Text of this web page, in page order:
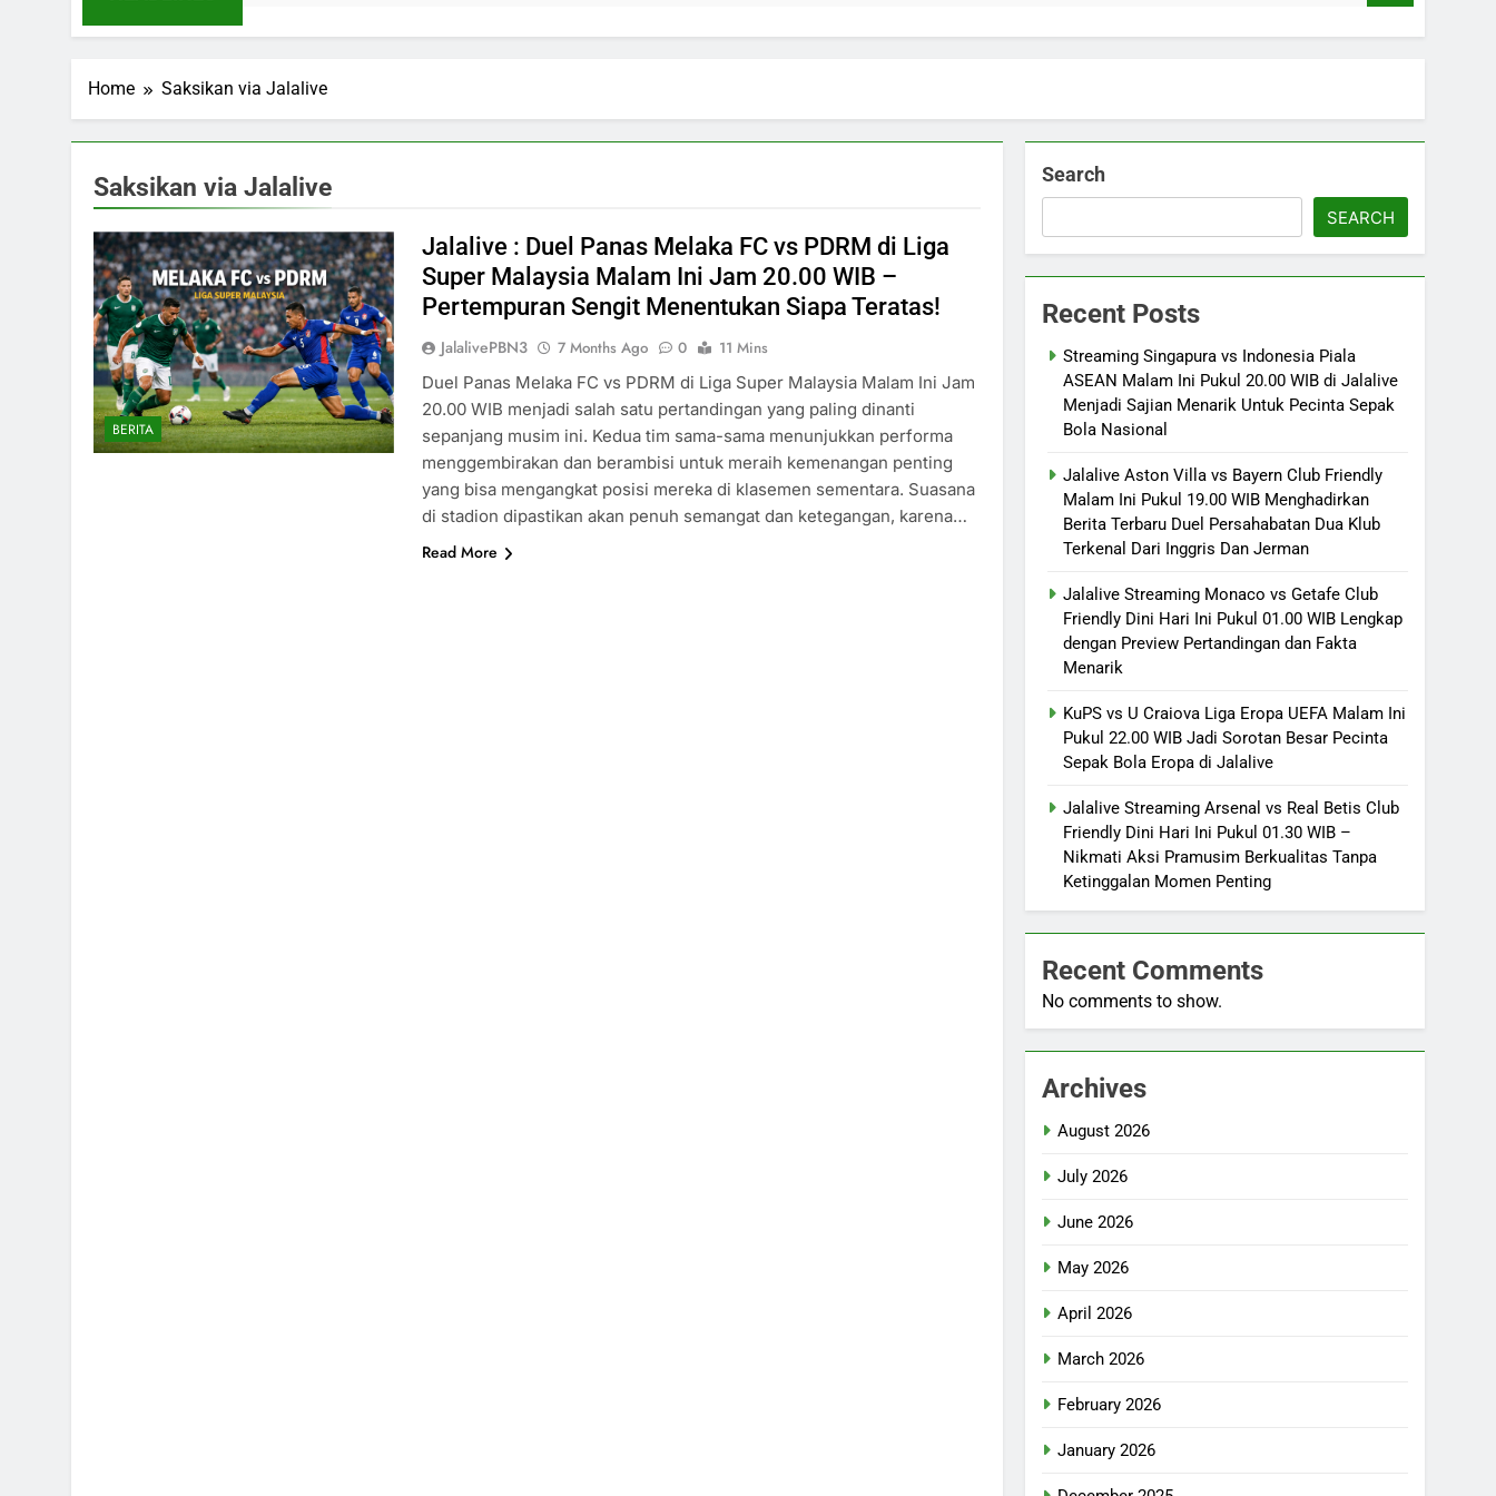
Home Saksikan via Jalalive
Saksikan via Jalalive
BERITA
Jalalive : Duel Panas Melaka FC vs PDRM di Liga
Super Malaysia Malam Ini Jam 20.00 WIB –
Pertempuran Sengit Menentukan Siapa Teratas!
JalalivePBN3 7 Months Ago 0
11 Mins
Duel Panas Melaka FC vs PDRM di Liga Super Malaysia Malam Ini Jam
20.00 WIB menjadi salah satu pertandingan yang paling dinanti
sepanjang musim ini. Kedua tim sama-sama menunjukkan performa
menggembirakan dan berambisi untuk meraih kemenangan penting
yang bisa mengangkat posisi mereka di klasemen sementara. Suasana
di stadion dipastikan akan penuh semangat dan ketegangan, karena…
Read More
Search
SEARCH
Recent Posts
Streaming Singapura vs Indonesia Piala
ASEAN Malam Ini Pukul 20.00 WIB di Jalalive
Menjadi Sajian Menarik Untuk Pecinta Sepak
Bola Nasional
Jalalive Aston Villa vs Bayern Club Friendly
Malam Ini Pukul 19.00 WIB Menghadirkan
Berita Terbaru Duel Persahabatan Dua Klub
Terkenal Dari Inggris Dan Jerman
Jalalive Streaming Monaco vs Getafe Club
Friendly Dini Hari Ini Pukul 01.00 WIB Lengkap
dengan Preview Pertandingan dan Fakta
Menarik
KuPS vs U Craiova Liga Eropa UEFA Malam Ini
Pukul 22.00 WIB Jadi Sorotan Besar Pecinta
Sepak Bola Eropa di Jalalive
Jalalive Streaming Arsenal vs Real Betis Club
Friendly Dini Hari Ini Pukul 01.30 WIB –
Nikmati Aksi Pramusim Berkualitas Tanpa
Ketinggalan Momen Penting
Recent Comments
No comments to show.
Archives
August 2026
July 2026
June 2026
May 2026
April 2026
March 2026
February 2026
January 2026